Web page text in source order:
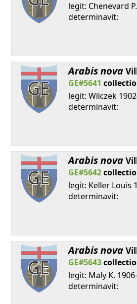
legit: Chenevard
determinavit:
Arabisnova
GE#5641
legit: Wilczek
determinavit:
Arabisnova
GE#5642
legit: Keller Louis
determinavit:
Arabisnova
GE#5643
legit: Maly K.
determinavit: